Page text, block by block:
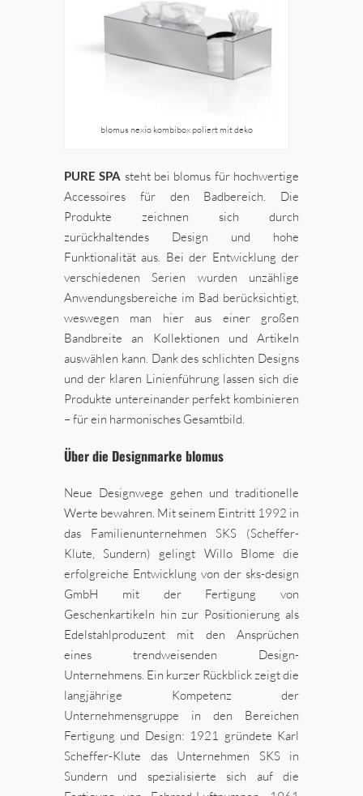
blomus nexio kombibox poliert mit deko
PURE SPA steht bei blomus für hochwertige
Accessoires für den Badbereich. Die
Produkte zeichnen sich durch
zurückhaltendes Design und hohe
Funktionalität aus. Bei der Entwicklung der
verschiedenen Serien wurden unzählige
Anwendungsbereiche im Bad berücksichtigt,
weswegen man hier aus einer großen
Bandbreite an Kollektionen und Artikeln
auswählen kann. Dank des schlichten Designs
und der klaren Linienführung lassen sich die
Produkte untereinander perfekt kombinieren
– für ein harmonisches Gesamtbild.
Über die Designmarke blomus
Neue Designwege gehen und traditionelle
Werte bewahren. Mit seinem Eintritt 1992 in
das Familienunternehmen SKS (Scheffer-
Klute, Sundern) gelingt Willo Blome die
erfolgreiche Entwicklung von der sks-design
GmbH mit der Fertigung von
Geschenkartikeln hin zur Positionierung als
Edelstahlproduzent mit den Ansprüchen
eines trendweisenden Design-
Unternehmens. Ein kurzer Rückblick zeigt die
langjährige Kompetenz der
Unternehmensgruppe in den Bereichen
Fertigung und Design: 1921 gründete Karl
Scheffer-Klute das Unternehmen SKS in
Sundern und spezialisierte sich auf die